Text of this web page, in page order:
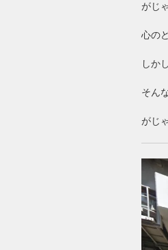
がじ
心の
しか
そん
がじ